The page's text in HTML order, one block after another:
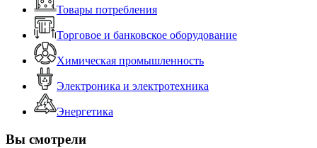
Товары потребления
Торговое и банковское оборудование
Химическая промышленность
Электроника и электротехника
Энергетика
Вы смотрели